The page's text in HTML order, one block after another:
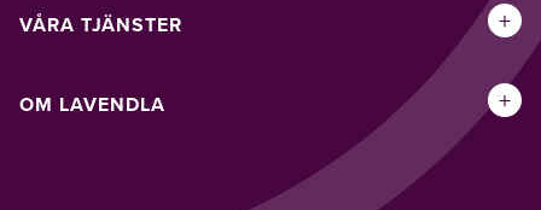
VÅRA TJÄNSTER +
OM LAVENDLA +